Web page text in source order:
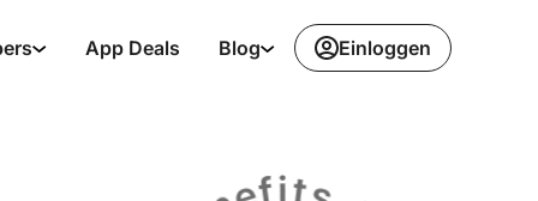
App Deals Blog Einloggen